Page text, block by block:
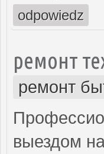
odpowiedz
ремонт
ремонт
выездом